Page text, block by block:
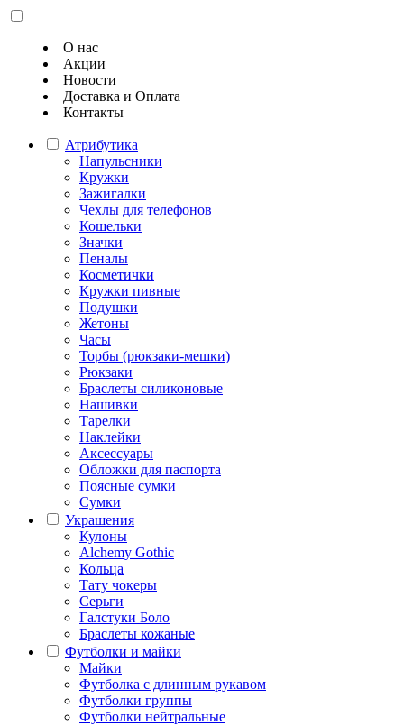
О нас
Акции
Новости
Доставка и Оплата
Контакты
Атрибутика
Напульсники
Кружки
Зажигалки
Чехлы для телефонов
Кошельки
Значки
Пеналы
Косметички
Кружки пивные
Подушки
Жетоны
Часы
Торбы (рюкзаки-мешки)
Рюкзаки
Браслеты силиконовые
Нашивки
Тарелки
Наклейки
Аксессуары
Обложки для паспорта
Поясные сумки
Сумки
Украшения
Кулоны
Alchemy Gothic
Кольца
Тату чокеры
Серьги
Галстуки Боло
Браслеты кожаные
Футболки и майки
Майки
Футболка с длинным рукавом
Футболки группы
Футболки нейтральные